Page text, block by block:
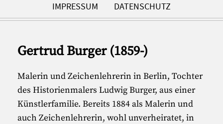
IMPRESSUM
DATENSCHUTZ
Gertrud Burger (1859-)
Malerin und Zeichenlehrerin in Berlin, Tochter
des Historienmalers Ludwig Burger, aus einer
Künstlerfamilie. Bereits 1884 als Malerin und
auch Zeichenlehrerin, wohl unverheiratet, in